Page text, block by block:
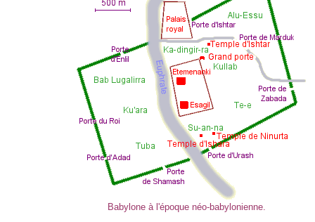
Babylone à l'époque néo-babylonienne.